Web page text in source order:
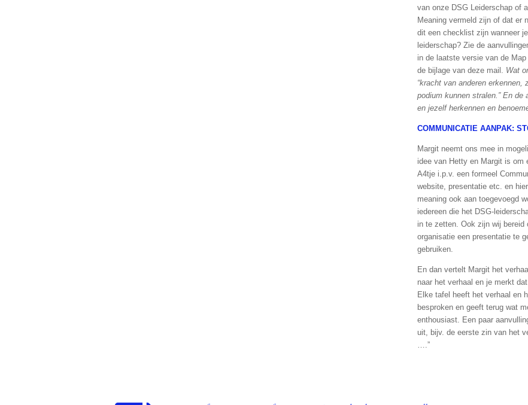
van onze DSG Leiderschap of
Meaning vermeld zijn of dat er
dit een checklist zijn wanneer
leiderschap? Zie de
in de laatste versie van de
de bijlage van deze mail. Wat
“kracht van anderen
podium kunnen stralen.” En de
en jezelf herkennen en
COMMUNICATIE AANPAK:
Margit neemt ons mee in
idee van Hetty en Margit is om
A4tje i.p.v. een formeel
website, presentatie etc. en
meaning ook aan toegevoegd
iedereen die het DSG-
in te zetten. Ook zijn wij bereid
organisatie een presentatie te
gebruiken.
En dan vertelt Margit het
naar het verhaal en je merkt
Elke tafel heeft het verhaal en
besproken en geeft terug wat
enthousiast. Een paar
uit, bijv. de eerste zin van het
….”